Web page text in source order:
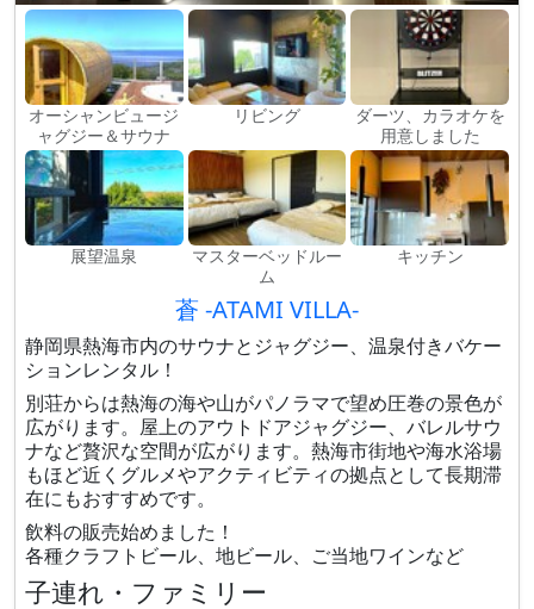
オーシャンビュージ
ャグジー＆サウナ
リビング
ダーツ、カラオケを
用意しました
展望温泉
マスターベッドルー
ム
キッチン
蒼 -ATAMI VILLA-
静岡県熱海市内のサウナとジャグジー、温泉付きバケー
ションレンタル！
別荘からは熱海の海や山がパノラマで望め圧巻の景色が
広がります。屋上のアウトドアジャグジー、バレルサウ
ナなど贅沢な空間が広がります。熱海市街地や海水浴場
もほど近くグルメやアクティビティの拠点として長期滞
在にもおすすめです。
飲料の販売始めました！
各種クラフトビール、地ビール、ご当地ワインなど
子連れ・ファミリー